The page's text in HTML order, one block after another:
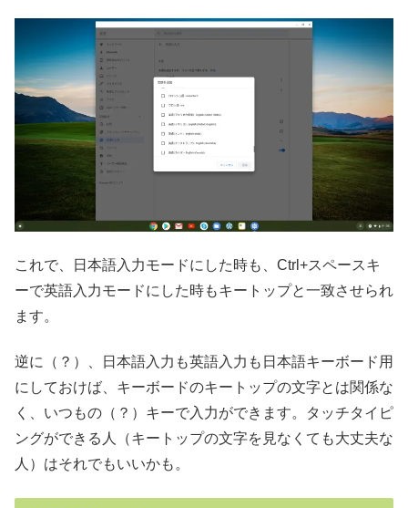
これで、日本語入力モードにした時も、Ctrl+スペースキ
ーで英語入力モードにした時もキートップと一致させられ
ます。
逆に（？）、日本語入力も英語入力も日本語キーボード用
にしておけば、キーボードのキートップの文字とは関係な
く、いつもの（？）キーで入力ができます。タッチタイピ
ングができる人（キートップの文字を見なくても大丈夫な
人）はそれでもいいかも。